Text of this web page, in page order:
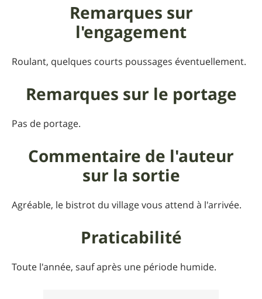
Remarques sur
l'engagement
Roulant, quelques courts poussages éventuellement.
Remarques sur le portage
Pas de portage.
Commentaire de l'auteur
sur la sortie
Agréable, le bistrot du village vous attend à l'arrivée.
Praticabilité
Toute l'année, sauf après une période humide.